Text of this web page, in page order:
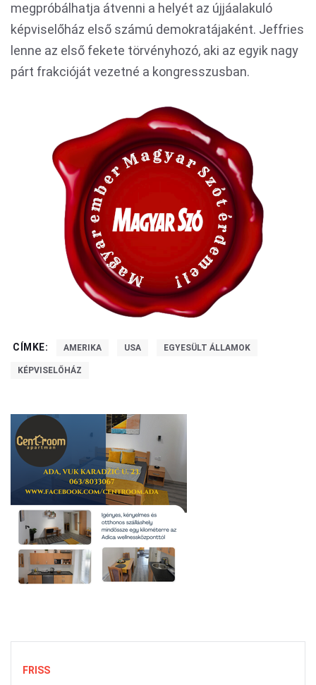
megpróbálhatja átvenni a helyét az újjáalakuló
képviselőház első számú demokratájaként. Jeffries
lenne az első fekete törvényhozó, aki az egyik nagy
párt frakcióját vezetné a kongresszusban.
CÍMKE: AMERIKA USA EGYESÜLT ÁLLAMOK
KÉPVISELŐHÁZ
FRISS